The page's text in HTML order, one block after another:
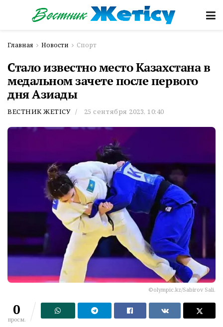
Главная Новости Спорт
Стало известно место Казахстана в
медальном зачете после первого
дня Азиады
ВЕСТНИК ЖЕТІСУ 25 сентября 2023, 10:40
©olympic.kz/Sabirov Sali.
0
просм.